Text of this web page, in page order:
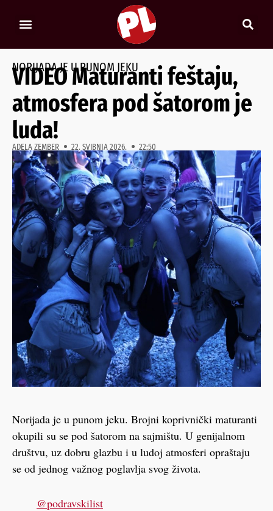
NORIJADA JE U PUNOM JEKU
VIDEO Maturanti feštaju,
atmosfera pod šatorom je
luda!
ADELA ZEMBER 22. SVIBNJA 2026. 22:50
Norijada je u punom jeku. Brojni koprivnički maturanti
okupili su se pod šatorom na sajmištu. U genijalnom
društvu, uz dobru glazbu i u ludoj atmosferi opraštaju
se od jednog važnog poglavlja svog života.
@podravskilist